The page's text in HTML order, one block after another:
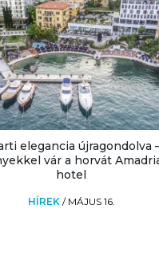
elegancia újragondolva
vár a horvát
hotel
HÍREK / MÁJUS 16.